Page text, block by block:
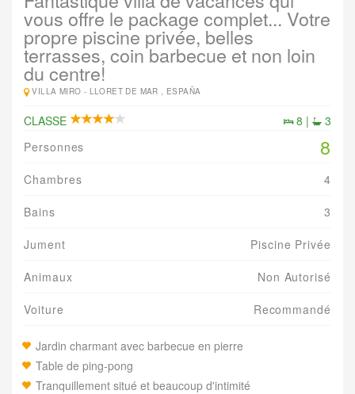
vous offre le package complet... Votre
propre piscine privée, belles
terrasses, coin barbecue et non loin
du centre!
VILLA MIRO - LLORET DE MAR , ESPAÑA
CLASSE 8 |
3
Personnes
8
Chambres 4
Bains 3
Jument Piscine Privée
Animaux Non Autorisé
Voiture Recommandé
Jardin charmant avec barbecue en pierre
Table de ping-pong
Tranquillement situé et beaucoup d'intimité